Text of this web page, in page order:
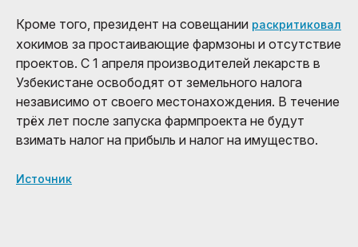
Кроме того, президент на совещании раскритиковал
хокимов за простаивающие фармзоны и отсутствие
проектов. С 1 апреля производителей лекарств в
Узбекистане освободят от земельного налога
независимо от своего местонахождения. В течение
трёх лет после запуска фармпроекта не будут
взимать налог на прибыль и налог на имущество.
Источник